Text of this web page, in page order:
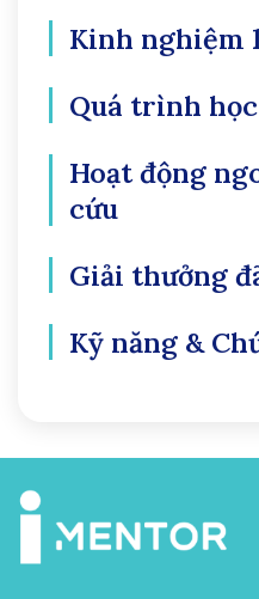
Kinh nghiệm
Quá trình
Hoạt động
cứu
Giải thưởng
Kỹ năng &